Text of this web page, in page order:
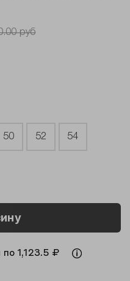
руб
1,123.5 ₽
50 52 54